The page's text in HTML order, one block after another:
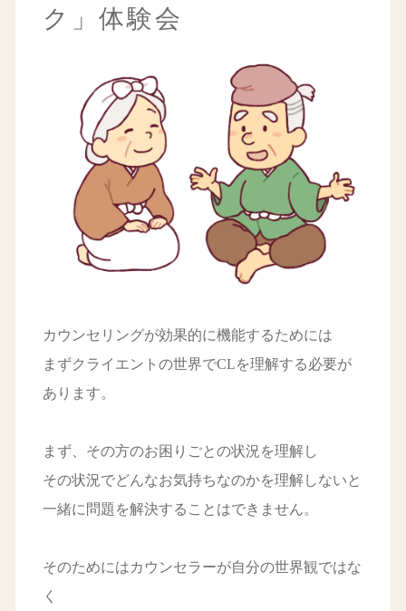
ク」体験会
カウンセリングが効果的に機能するためには
まずクライエントの世界でCLを理解する必要が
あります。
まず、その方のお困りごとの状況を理解し
その状況でどんなお気持ちなのかを理解しないと
一緒に問題を解決することはできません。
そのためにはカウンセラーが自分の世界観ではな
く